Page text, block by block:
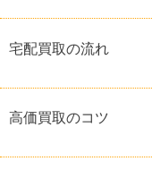
宅配買取の流れ
高価買取のコツ